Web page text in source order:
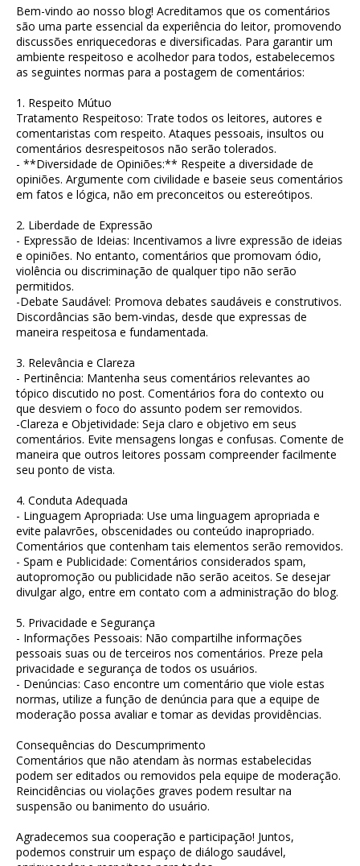
Bem-vindo ao nosso blog! Acreditamos que os comentários
são uma parte essencial da experiência do leitor, promovendo
discussões enriquecedoras e diversificadas. Para garantir um
ambiente respeitoso e acolhedor para todos, estabelecemos
as seguintes normas para a postagem de comentários:
1. Respeito Mútuo
Tratamento Respeitoso: Trate todos os leitores, autores e
comentaristas com respeito. Ataques pessoais, insultos ou
comentários desrespeitosos não serão tolerados.
- **Diversidade de Opiniões:** Respeite a diversidade de
opiniões. Argumente com civilidade e baseie seus comentários
em fatos e lógica, não em preconceitos ou estereótipos.
2. Liberdade de Expressão
- Expressão de Ideias: Incentivamos a livre expressão de ideias
e opiniões. No entanto, comentários que promovam ódio,
violência ou discriminação de qualquer tipo não serão
permitidos.
-Debate Saudável: Promova debates saudáveis e construtivos.
Discordâncias são bem-vindas, desde que expressas de
maneira respeitosa e fundamentada.
3. Relevância e Clareza
- Pertinência: Mantenha seus comentários relevantes ao
tópico discutido no post. Comentários fora do contexto ou
que desviem o foco do assunto podem ser removidos.
-Clareza e Objetividade: Seja claro e objetivo em seus
comentários. Evite mensagens longas e confusas. Comente de
maneira que outros leitores possam compreender facilmente
seu ponto de vista.
4. Conduta Adequada
- Linguagem Apropriada: Use uma linguagem apropriada e
evite palavrões, obscenidades ou conteúdo inapropriado.
Comentários que contenham tais elementos serão removidos.
- Spam e Publicidade: Comentários considerados spam,
autopromoção ou publicidade não serão aceitos. Se desejar
divulgar algo, entre em contato com a administração do blog.
5. Privacidade e Segurança
- Informações Pessoais: Não compartilhe informações
pessoais suas ou de terceiros nos comentários. Preze pela
privacidade e segurança de todos os usuários.
- Denúncias: Caso encontre um comentário que viole estas
normas, utilize a função de denúncia para que a equipe de
moderação possa avaliar e tomar as devidas providências.
Consequências do Descumprimento
Comentários que não atendam às normas estabelecidas
podem ser editados ou removidos pela equipe de moderação.
Reincidências ou violações graves podem resultar na
suspensão ou banimento do usuário.
Agradecemos sua cooperação e participação! Juntos,
podemos construir um espaço de diálogo saudável,